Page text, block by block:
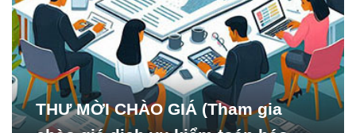
THƯ MỜI CHÀO GIÁ (Tham gia